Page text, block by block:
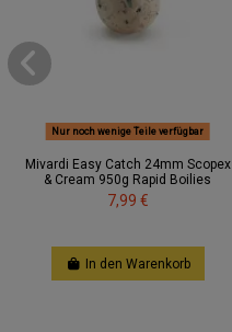
Nur noch wenige Teile verfügbar
Mivardi Easy Catch 24mm Scopex
& Cream 950g Rapid Boilies
7,99 €
In den Warenkorb